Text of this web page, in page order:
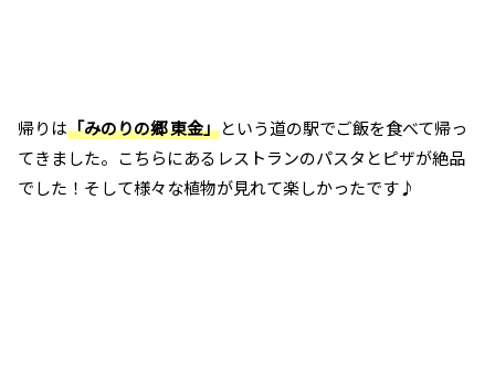
帰りは「みのりの郷 東金」という道の駅でご飯を食べて帰っ
てきました。こちらにあるレストランのパスタとピザが絶品
でした！そして様々な植物が見れて楽しかったです♪